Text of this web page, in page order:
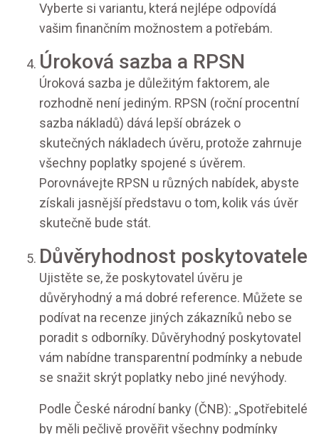
Vyberte si variantu, která nejlépe odpovídá
vašim finančním možnostem a potřebám.
Úroková sazba a RPSN
Úroková sazba je důležitým faktorem, ale
rozhodně není jediným. RPSN (roční procentní
sazba nákladů) dává lepší obrázek o
skutečných nákladech úvěru, protože zahrnuje
všechny poplatky spojené s úvěrem.
Porovnávejte RPSN u různých nabídek, abyste
získali jasnější představu o tom, kolik vás úvěr
skutečně bude stát.
Důvěryhodnost poskytovatele
Ujistěte se, že poskytovatel úvěru je
důvěryhodný a má dobré reference. Můžete se
podívat na recenze jiných zákazníků nebo se
poradit s odborníky. Důvěryhodný poskytovatel
vám nabídne transparentní podmínky a nebude
se snažit skrýt poplatky nebo jiné nevýhody.
Podle České národní banky (ČNB): „Spotřebitelé
by měli pečlivě prověřit všechny podmínky